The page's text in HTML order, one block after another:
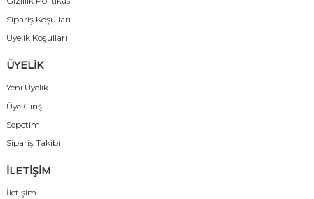
Sipariş Koşulları
Üyelik Koşulları
ÜYELİK
Yeni Üyelik
Üye Girişi
Sepetim
Sipariş Takibi
İLETİŞİM
İletişim